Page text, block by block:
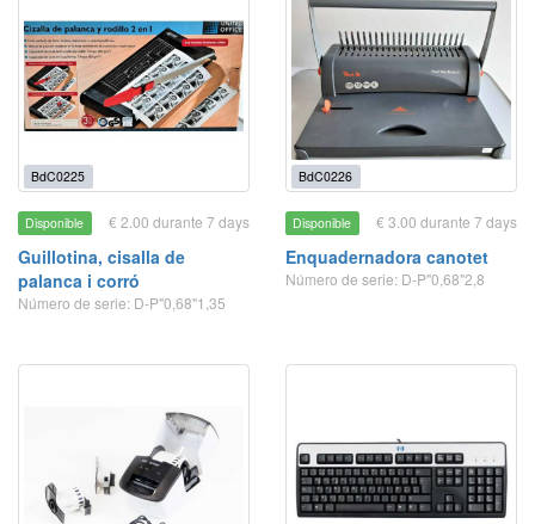
BdC0225
Disponible € 2.00 durante 7 days
Guillotina, cisalla de
palanca i corró
Número de serie: D-P"0,68"1,35
BdC0226
Disponible € 3.00 durante 7 days
Enquadernadora canotet
Número de serie: D-P"0,68"2,8